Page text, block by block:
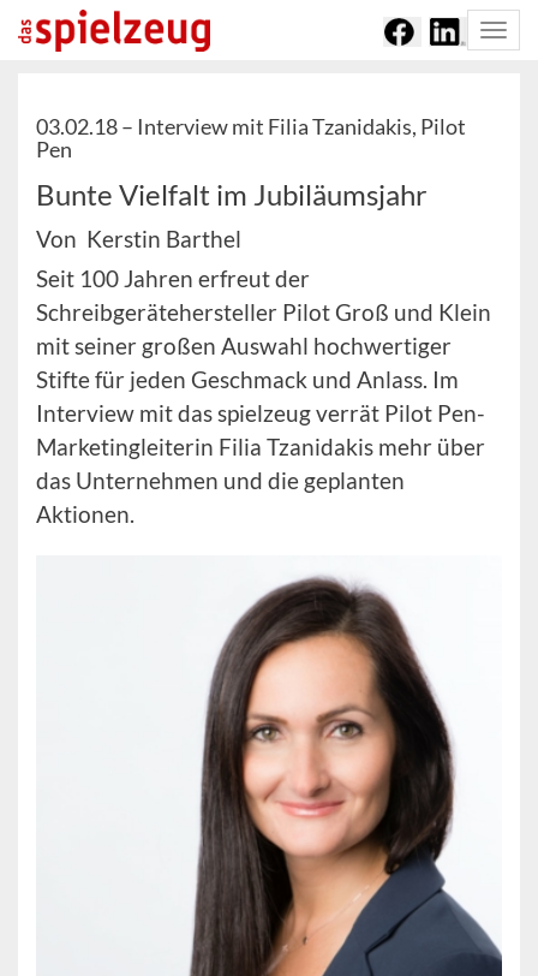
03.02.18 – Interview mit Filia Tzanidakis, Pilot
Pen
Bunte Vielfalt im Jubiläumsjahr
Von Kerstin Barthel
Seit 100 Jahren erfreut der
Schreibgerätehersteller Pilot Groß und Klein
mit seiner großen Auswahl hochwertiger
Stifte für jeden Geschmack und Anlass. Im
Interview mit das spielzeug verrät Pilot Pen-
Marketingleiterin Filia Tzanidakis mehr über
das Unternehmen und die geplanten
Aktionen.